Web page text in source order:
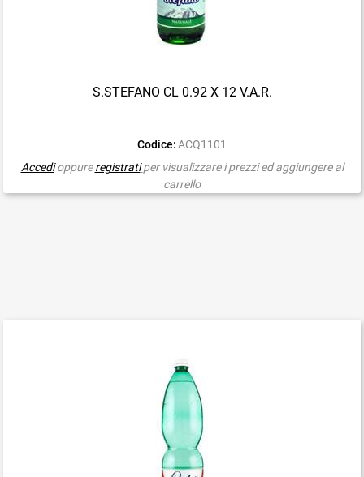
S.STEFANO CL 0.92 X 12 V.A.R.
Codice: ACQ1101
Accedioppureregistrati per visualizzare i prezzi ed aggiungere al
carrello